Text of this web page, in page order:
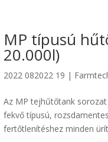
MP típusú
20.000l)
2022 082022 19 |
Az MP tejhűtőtank
fekvő típusú,
fertőtlenítéshez minden